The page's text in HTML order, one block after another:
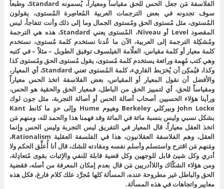
الفلاسفة مَن جعل الحس للحق مقياساً ومعياراً، يُسمونه Standard، وطبعاً
سوف تجدونه في بعض الترجمات العربية المُعاصِرة المُستوى، يقولون
المُستوى، مثل مُستوى الحق ومُستوى الجمال وما إلى ذلك وأنت تتفاجأ، ليس
المقصود Level أو Niveau، المُستوى يعني Standard، هذه هي الترجمة
ومُشكِلة الترجمة إلى العربية، الآن ما عُدنا نستخدم كلمة مُستوى، نستخدم
كلمة معيار أو كلمة مقياس، العلّامة الفيلسوف توفيق الطويل – مثلاً – في كتبه
وهي كتب مُهِمة ورائعة يستخدم كلمة مُستوى، يقول مُستوى الحق ومُستوى كذا
وكذا، فيُمكِن أن يُخرَبط القاريء، كلمة المُستوى تعني Standard، أي المعيار،
والأفضل أن نقول المعيار أو المقياس، بعض الفلاسفة اتخذ الحس معياراً
ومقياساً للحق، أي لتمييز الحق من الباطل، فمعيار الحق والحقية هو الحس،
ورأينا هؤلاء الحسيين أصحاب أصالة الحس أو أصالة التجربة، مثل جون لوك
John Locke وبيركلي Berkeley وهيوم Hume وإلى حدٍ ما كانط Kant
بشكل نسبي وليس بنسبة مائة في المائة وقد فهمنا هذا والحمد لله، ومنهم مَن
اتخذ العقل معياراً، قال المعيار في التفريق ليس التجربة وليس الحس وإنما
العقل، وهم الفلاسفة العقلانيون، هذا في الفلسفة العقلية Rationalism،
ومَنهم مَن اقترح واستسلم وأسلم نفسه ومقادته للشك، قال أنا أُعلِّق الحكم ولا
أدري وكل شيئ قابل للوجهين وكل قضية قابلة للنفي والإثبات بقوى مُتعادِلة،
ومن هؤلاء الشكّاك واللاأدريين مَن قال بعدم إمكان المعرفة من أصله، فقضية
الحق والباطل غير مطروحة عنده، المسألة كلها مُجرَّد علك كلام فارغ، فكل هذه
معايير واتجاهات في هذه المسألة.